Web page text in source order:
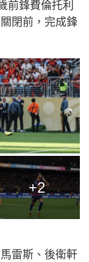
前鋒費倫托利
閉前，完成鋒
+2
雷斯、後衛軒